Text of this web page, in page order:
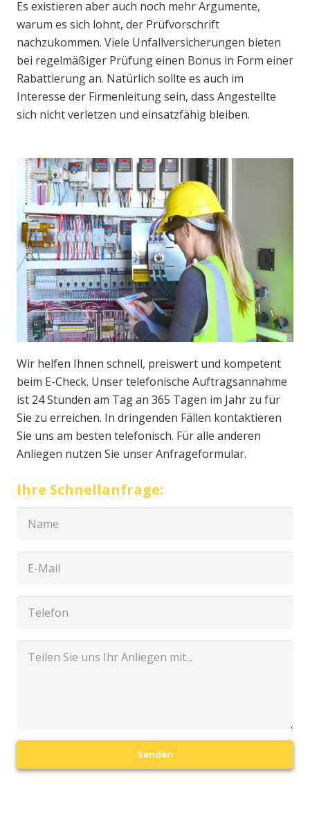
Es existieren aber auch noch mehr Argumente,
warum es sich lohnt, der Prüfvorschrift
nachzukommen. Viele Unfallversicherungen bieten
bei regelmäßiger Prüfung einen Bonus in Form einer
Rabattierung an. Natürlich sollte es auch im
Interesse der Firmenleitung sein, dass Angestellte
sich nicht verletzen und einsatzfähig bleiben.
Wir helfen Ihnen schnell, preiswert und kompetent
beim E-Check. Unser telefonische Auftragsannahme
ist 24 Stunden am Tag an 365 Tagen im Jahr zu für
Sie zu erreichen. In dringenden Fällen kontaktieren
Sie uns am besten telefonisch. Für alle anderen
Anliegen nutzen Sie unser Anfrageformular.
Ihre Schnellanfrage:
Senden